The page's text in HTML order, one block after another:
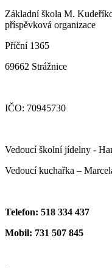
Základní škola M.
příspěvková organizace
Příční 1365
69662 Strážnice
IČO: 70945730
Vedoucí školní jídelny -
Vedoucí kuchařka –
Telefon: 518 334 437
Mobil: 731 507 845